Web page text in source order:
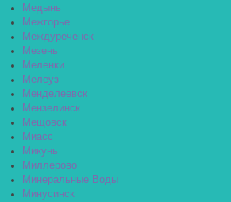
Медынь
Межгорье
Междуреченск
Мезень
Меленки
Мелеуз
Менделеевск
Мензелинск
Мещовск
Миасс
Микунь
Миллерово
Минеральные Воды
Минусинск